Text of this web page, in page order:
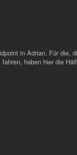
in Adrian. Für die,
haben hier die